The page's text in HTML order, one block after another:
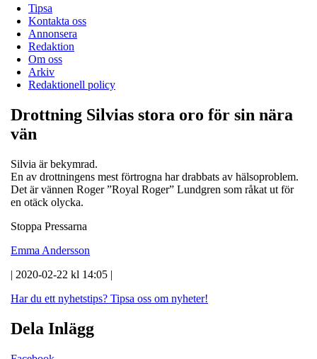
Tipsa
Kontakta oss
Annonsera
Redaktion
Om oss
Arkiv
Redaktionell policy
Drottning Silvias stora oro för sin nära
vän
Silvia är bekymrad.
En av drottningens mest förtrogna har drabbats av hälsoproblem.
Det är vännen Roger ”Royal Roger” Lundgren som råkat ut för
en otäck olycka.
Stoppa Pressarna
Emma Andersson
| 2020-02-22 kl 14:05 |
Har du ett nyhetstips? Tipsa oss om nyheter!
Dela Inlägg